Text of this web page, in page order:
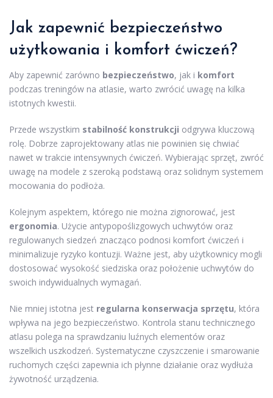
Jak zapewnić bezpieczeństwo
użytkowania i komfort ćwiczeń?
Aby zapewnić zarówno bezpieczeństwo, jak i komfort
podczas treningów na atlasie, warto zwrócić uwagę na kilka
istotnych kwestii.
Przede wszystkim stabilność konstrukcji odgrywa kluczową
rolę. Dobrze zaprojektowany atlas nie powinien się chwiać
nawet w trakcie intensywnych ćwiczeń. Wybierając sprzęt, zwróć
uwagę na modele z szeroką podstawą oraz solidnym systemem
mocowania do podłoża.
Kolejnym aspektem, którego nie można zignorować, jest
ergonomia. Użycie antypopoślizgowych uchwytów oraz
regulowanych siedzeń znacząco podnosi komfort ćwiczeń i
minimalizuje ryzyko kontuzji. Ważne jest, aby użytkownicy mogli
dostosować wysokość siedziska oraz położenie uchwytów do
swoich indywidualnych wymagań.
Nie mniej istotna jest regularna konserwacja sprzętu, która
wpływa na jego bezpieczeństwo. Kontrola stanu technicznego
atlasu polega na sprawdzaniu luźnych elementów oraz
wszelkich uszkodzeń. Systematyczne czyszczenie i smarowanie
ruchomych części zapewnia ich płynne działanie oraz wydłuża
żywotność urządzenia.